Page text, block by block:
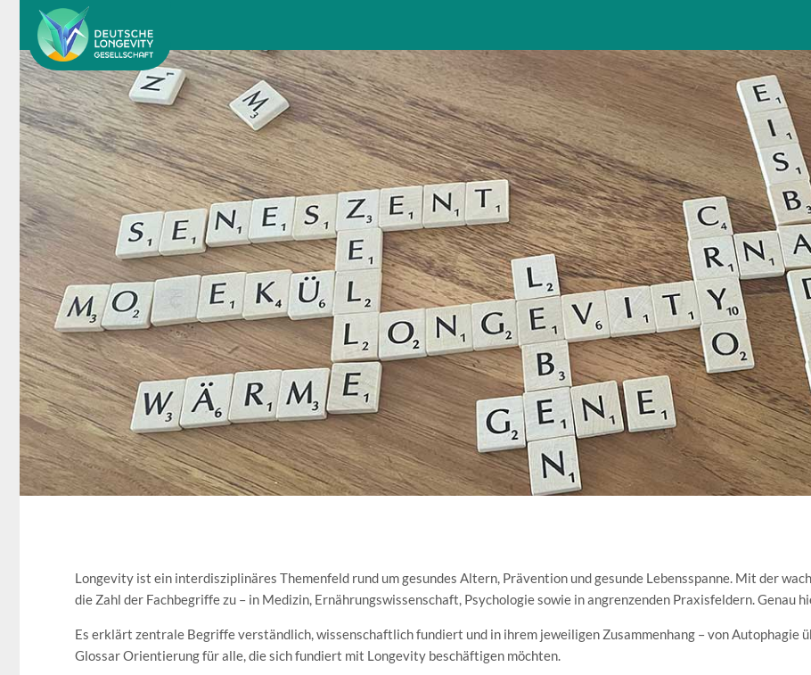
Longevity ist ein interdisziplinäres Themenfeld rund um gesundes Altern, Prävention und gesunde Lebensspanne. Mit der
die Zahl der Fachbegriffe zu – in Medizin, Ernährungswissenschaft, Psychologie sowie in angrenzenden Praxisfeldern. Genau
Es erklärt zentrale Begriffe verständlich, wissenschaftlich fundiert und in ihrem jeweiligen Zusammenhang – von Autophagie
Glossar Orientierung für alle, die sich fundiert mit Longevity beschäftigen möchten.